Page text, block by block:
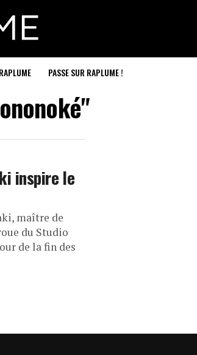
PASSE SUR RAPLUME !
inspire le
maître de
du Studio
de la fin des